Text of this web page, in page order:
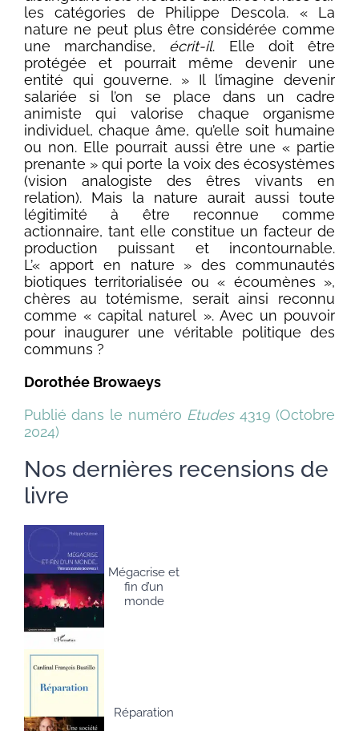
les catégories de Philippe Descola. « La
nature ne peut plus être considérée comme
une marchandise, écrit-il. Elle doit être
protégée et pourrait même devenir une
entité qui gouverne. » Il l’imagine devenir
salariée si l’on se place dans un cadre
animiste qui valorise chaque organisme
individuel, chaque âme, qu’elle soit humaine
ou non. Elle pourrait aussi être une « partie
prenante » qui porte la voix des écosystèmes
(vision analogiste des êtres vivants en
relation). Mais la nature aurait aussi toute
légitimité à être reconnue comme
actionnaire, tant elle constitue un facteur de
production puissant et incontournable.
L’« apport en nature » des communautés
biotiques territorialisée ou « écoumènes »,
chères au totémisme, serait ainsi reconnu
comme « capital naturel ». Avec un pouvoir
pour inaugurer une véritable politique des
communs ?
Dorothée Browaeys
Publié dans le numéro Etudes4319 (Octobre
2024)
Nos dernières recensions de
livre
Mégacrise et
fin d’un
monde
Réparation